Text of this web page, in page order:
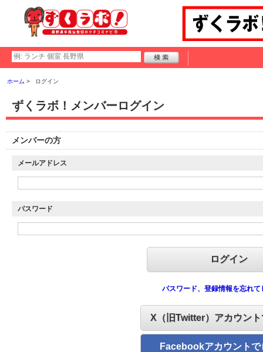
ホーム ログイン
ずくラボ！メンバーログイン
メンバーの方
メールアドレス
パスワード
パスワード、登録情報を忘れて
X（旧Twitter）アカウン
Facebookアカウントで